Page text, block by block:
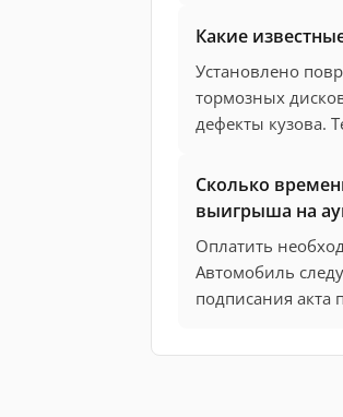
Какие
Установлено
тормозных
дефекты кузова.
Сколько
выигрыша на
Оплатить
Автомобиль
подписания акта